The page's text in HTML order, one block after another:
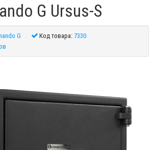
G Ursus-S
G Код товара:7330